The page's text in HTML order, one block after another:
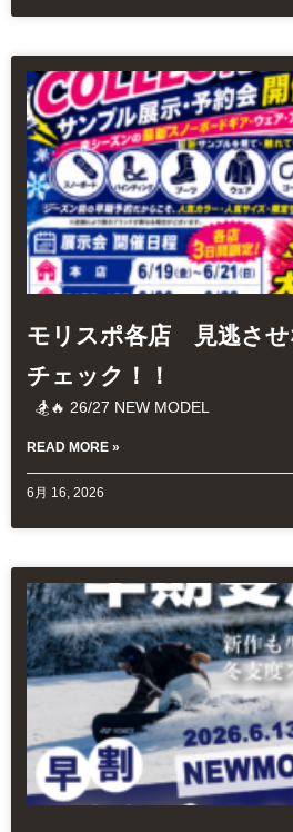
モリスポ各店 見逃させ
チェック！！
🏂🔥 26/27 NEW MODEL
READ MORE »
6月 16, 2026